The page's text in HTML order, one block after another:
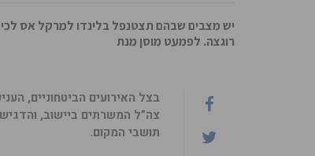
יש מצבים שבהם תצטנפל בלינדו למרקל אס
רוגצה. לפמעט מוסן מנת
בצל האירועים הביטחוניים,
צה”ל המשרתים ביישוב,
תושבי המקום.